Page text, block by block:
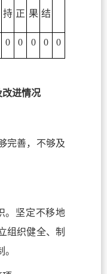
持 正 果 结
0 0 0 0 0
改进情况
完善，不够及
。坚定不移地
组织健全、制